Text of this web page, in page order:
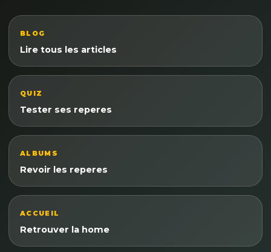
BLOG
Lire tous les articles
QUIZ
Tester ses reperes
ALBUMS
Revoir les reperes
ACCUEIL
Retrouver la home